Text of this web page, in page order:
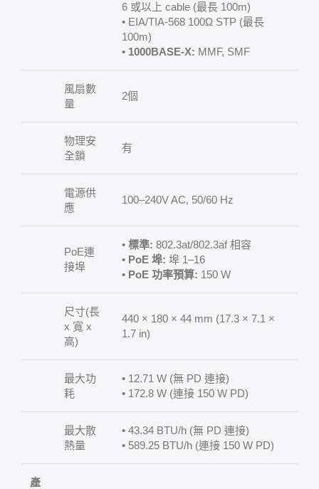
6 或以上 cable (最長 100m)
• EIA/TIA-568 100Ω STP (最長
100m)
• 1000BASE-X: MMF, SMF
風扇數
量
2個
物理安
全鎖
有
電源供
應
100–240V AC, 50/60 Hz
PoE連
接埠
• 標準: 802.3at/802.3af 相容
• PoE 埠: 埠 1–16
• PoE 功率預算: 150 W
尺寸(長
x 寬 x
高)
440 × 180 × 44 mm (17.3 × 7.1 ×
1.7 in)
最大功
耗
• 12.71 W (無 PD 連接)
• 172.8 W (連接 150 W PD)
最大散
熱量
• 43.34 BTU/h (無 PD 連接)
• 589.25 BTU/h (連接 150 W PD)
產